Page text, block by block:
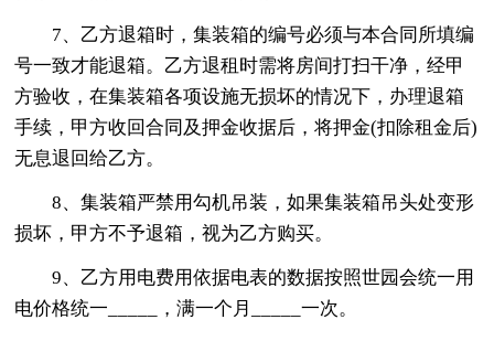
7、乙方退箱时，集装箱的编号必须与本合同所填编
号一致才能退箱。乙方退租时需将房间打扫干净，经甲
方验收，在集装箱各项设施无损坏的情况下，办理退箱
手续，甲方收回合同及押金收据后，将押金(扣除租金后)
无息退回给乙方。
8、集装箱严禁用勾机吊装，如果集装箱吊头处变形
损坏，甲方不予退箱，视为乙方购买。
9、乙方用电费用依据电表的数据按照世园会统一用
电价格统一_____，满一个月_____一次。